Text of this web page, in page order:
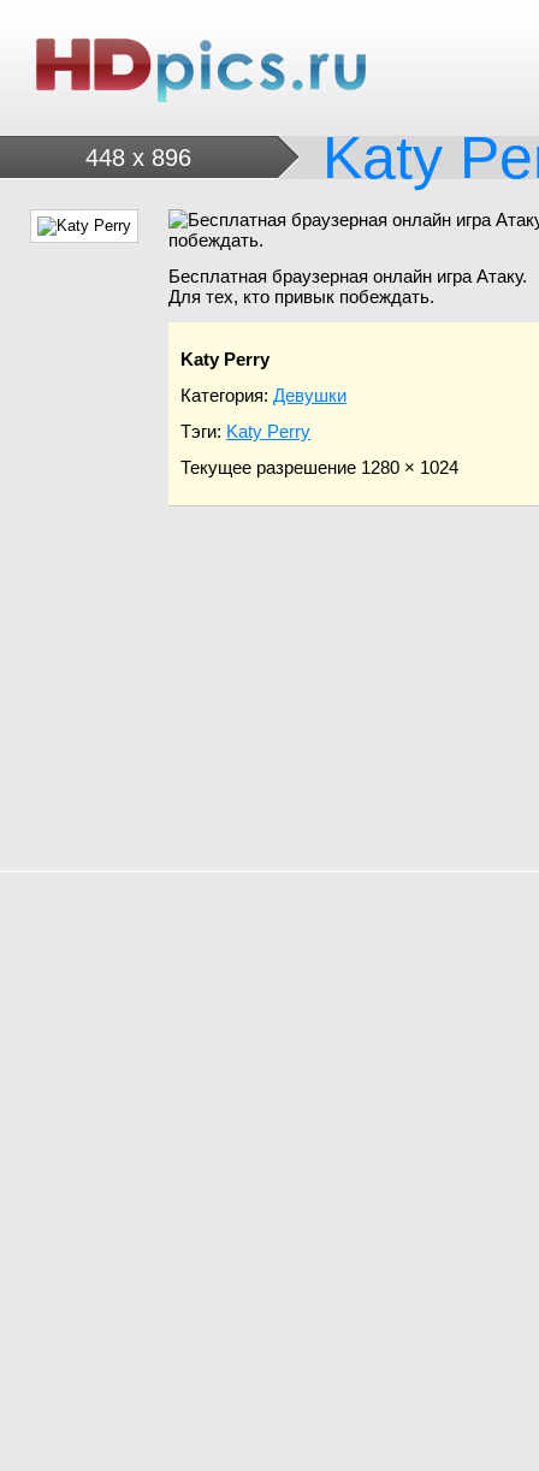
448 x 896 Katy
Бесплатная браузерная онлайн игра Атаку.
Для тех, кто привык побеждать.
Katy Perry
Категория: Девушки
Тэги: Katy Perry
Текущее разрешение 1280 × 1024